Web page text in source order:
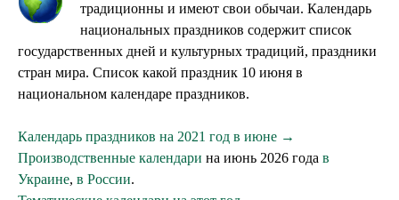
традиционны и имеют свои обычаи. Календарь
национальных праздников содержит список
государственных дней и культурных традиций, праздники
стран мира. Список какой праздник 10 июня в
национальном календаре праздников.
Календарь праздников на 2021 год в июне →
Производственные календари на июнь 2026 года в
Украине, в России.